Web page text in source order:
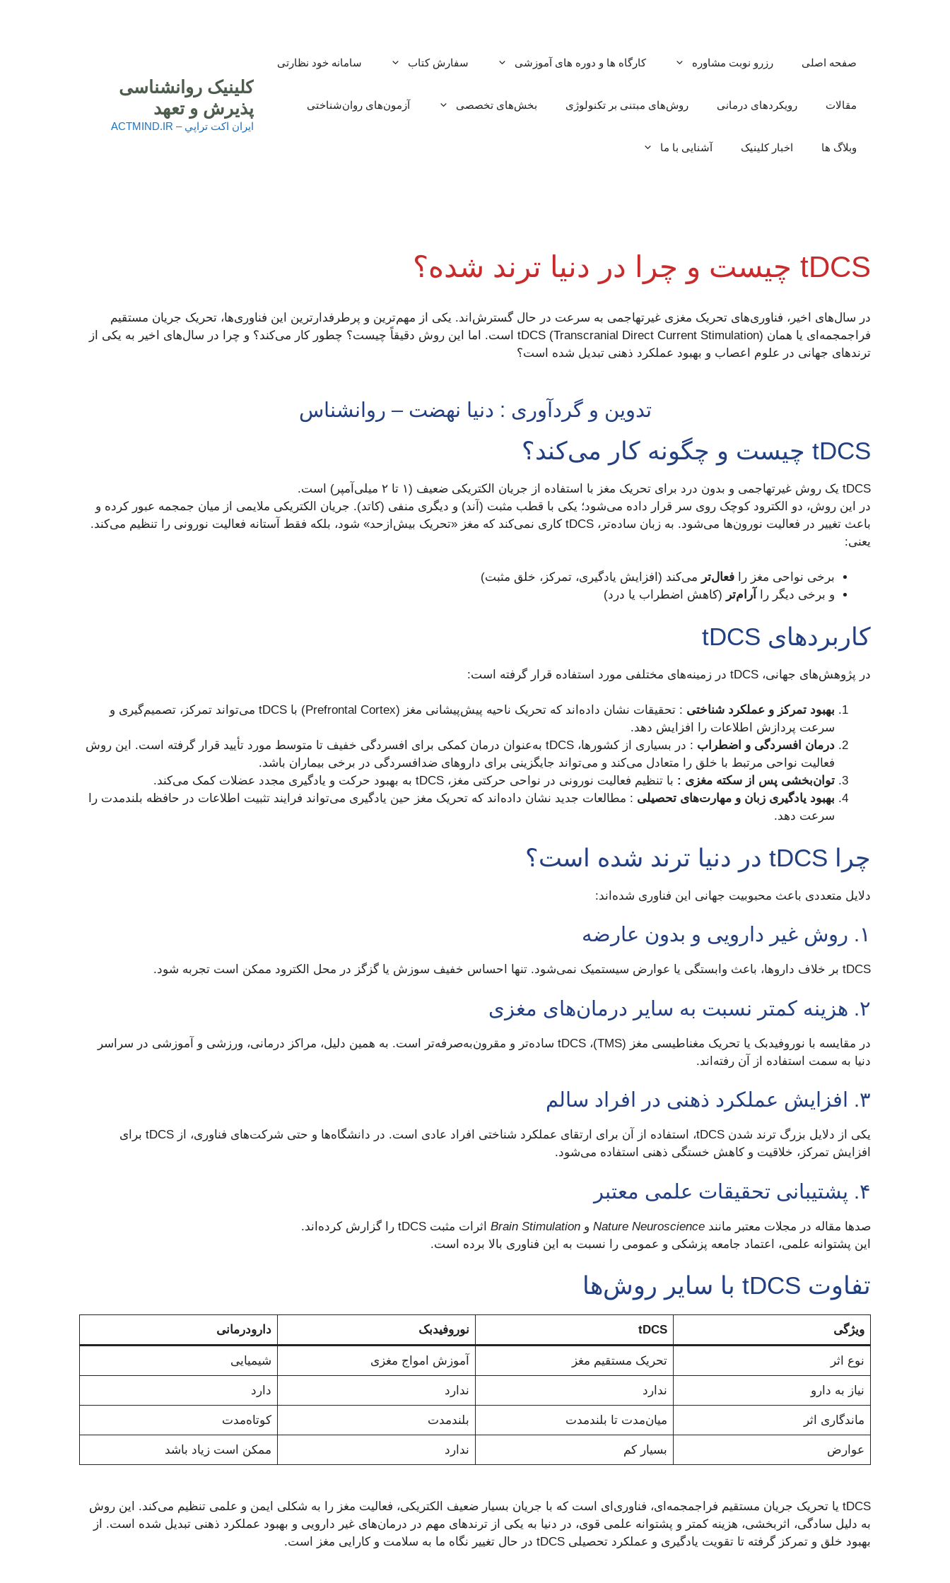
کلینیک روانشناسی
پذیرش و تعهد
ايران اكت تراپي – ACTMIND.IR
صفحه اصلی رزرو نوبت مشاوره کارگاه ها و دوره های آموزشی سفارش کتاب سامانه خود نظارتی
مقالات رویکردهای درمانی روش‌های مبتنی بر تکنولوژی بخش‌های تخصصی آزمون‌های روان‌شناختی
وبلاگ ها اخبار کلینیک آشنایی با ما
tDCS چیست و چرا در دنیا ترند شده؟
در سال‌های اخیر، فناوری‌های تحریک مغزی غیرتهاجمی به سرعت در حال گسترش‌اند. یکی از مهم‌ترین و پرطرفدارترین این فناوری‌ها، تحریک جریان مستقیم
فراجمجمه‌ای یا همان tDCS (Transcranial Direct Current Stimulation) است. اما این روش دقیقاً چیست؟ چطور کار می‌کند؟ و چرا در سال‌های اخیر به یکی از
ترندهای جهانی در علوم اعصاب و بهبود عملکرد ذهنی تبدیل شده است؟
تدوین و گردآوری : دنیا نهضت – روانشناس
tDCS چیست و چگونه کار می‌کند؟
tDCS یک روش غیرتهاجمی و بدون درد برای تحریک مغز با استفاده از جریان الکتریکی ضعیف (۱ تا ۲ میلی‌آمپر) است.
در این روش، دو الکترود کوچک روی سر قرار داده می‌شود؛ یکی با قطب مثبت (آند) و دیگری منفی (کاتد). جریان الکتریکی ملایمی از میان جمجمه عبور کرده و
باعث تغییر در فعالیت نورون‌ها می‌شود. به زبان ساده‌تر، tDCS کاری نمی‌کند که مغز «تحریک بیش‌ازحد» شود، بلکه فقط آستانه فعالیت نورونی را تنظیم می‌کند.
یعنی:
برخی نواحی مغز را فعال‌تر می‌کند (افزایش یادگیری، تمرکز، خلق مثبت)
و برخی دیگر را
آرام‌تر (کاهش اضطراب یا درد)
کاربردهای tDCS
در پژوهش‌های جهانی، tDCS در زمینه‌های مختلفی مورد استفاده قرار گرفته است:
بهبود تمرکز و عملکرد شناختی
: تحقیقات نشان داده‌اند که تحریک ناحیه پیش‌پیشانی مغز (Prefrontal Cortex) با tDCS می‌تواند تمرکز، تصمیم‌گیری و
سرعت پردازش اطلاعات را افزایش دهد.
درمان افسردگی و اضطراب
: در بسیاری از کشورها، tDCS به‌عنوان درمان کمکی برای افسردگی خفیف تا متوسط مورد تأیید قرار گرفته است. این روش
فعالیت نواحی مرتبط با خلق را متعادل می‌کند و می‌تواند جایگزینی برای داروهای ضدافسردگی در برخی بیماران باشد.
توان‌بخشی پس از سکته مغزی : با تنظیم فعالیت نورونی در نواحی حرکتی مغز، tDCS به بهبود حرکت و یادگیری مجدد عضلات کمک می‌کند.
بهبود یادگیری زبان و مهارت‌های تحصیلی : مطالعات جدید نشان داده‌اند که تحریک مغز حین یادگیری می‌تواند فرایند تثبیت اطلاعات در حافظه بلندمدت را
سرعت دهد.
چرا tDCS در دنیا ترند شده است؟
دلایل متعددی باعث محبوبیت جهانی این فناوری شده‌اند:
۱. روش غیر دارویی و بدون عارضه
tDCS بر خلاف داروها، باعث وابستگی یا عوارض سیستمیک نمی‌شود. تنها احساس خفیف سوزش یا گزگز در محل الکترود ممکن است تجربه شود.
۲. هزینه کمتر نسبت به سایر درمان‌های مغزی
در مقایسه با نوروفیدبک یا تحریک مغناطیسی مغز (TMS)، tDCS ساده‌تر و مقرون‌به‌صرفه‌تر است. به همین دلیل، مراکز درمانی، ورزشی و آموزشی در سراسر
دنیا به سمت استفاده از آن رفته‌اند.
۳. افزایش عملکرد ذهنی در افراد سالم
یکی از دلایل بزرگ ترند شدن tDCS، استفاده از آن برای ارتقای عملکرد شناختی افراد عادی است. در دانشگاه‌ها و حتی شرکت‌های فناوری، از tDCS برای
افزایش تمرکز، خلاقیت و کاهش خستگی ذهنی استفاده می‌شود.
۴. پشتیبانی تحقیقات علمی معتبر
صدها مقاله در مجلات معتبر مانند Nature Neuroscience و Brain Stimulation اثرات مثبت tDCS را گزارش کرده‌اند.
این پشتوانه علمی، اعتماد جامعه پزشکی و عمومی را نسبت به این فناوری بالا برده است.
تفاوت tDCS با سایر روش‌ها
ویژگی tDCS نوروفیدبک دارودرمانی
نوع اثر تحریک مستقیم مغز آموزش امواج مغزی شیمیایی
نیاز به دارو ندارد ندارد دارد
ماندگاری اثر میان‌مدت تا بلندمدت بلندمدت کوتاه‌مدت
عوارض بسیار کم ندارد ممکن است زیاد باشد
tDCS یا تحریک جریان مستقیم فراجمجمه‌ای، فناوری‌ای است که با جریان بسیار ضعیف الکتریکی، فعالیت مغز را به شکلی ایمن و علمی تنظیم می‌کند. این روش
به دلیل سادگی، اثربخشی، هزینه کمتر و پشتوانه علمی قوی، در دنیا به یکی از ترندهای مهم در درمان‌های غیر دارویی و بهبود عملکرد ذهنی تبدیل شده است. از
بهبود خلق و تمرکز گرفته تا تقویت یادگیری و عملکرد تحصیلی tDCS در حال تغییر نگاه ما به سلامت و کارایی مغز است.